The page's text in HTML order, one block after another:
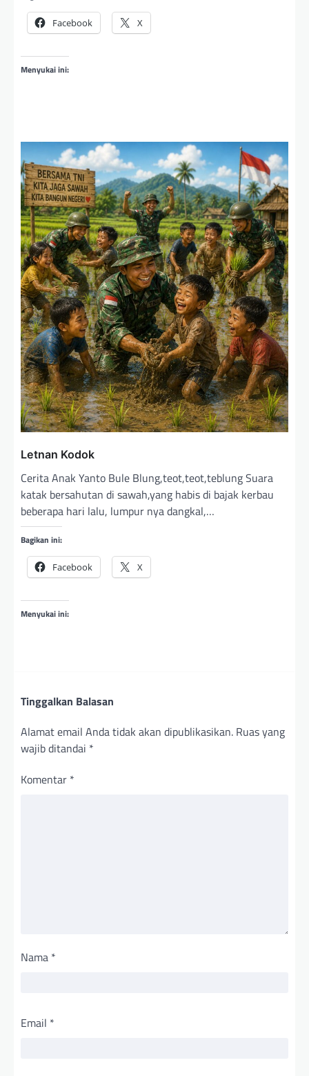
Facebook X
Menyukai ini:
Letnan Kodok
Cerita Anak Yanto Bule Blung,teot,teot,teblung Suara
katak bersahutan di sawah,yang habis di bajak kerbau
beberapa hari lalu, lumpur nya dangkal,…
Bagikan ini:
Facebook X
Menyukai ini:
Tinggalkan Balasan
Alamat email Anda tidak akan dipublikasikan. Ruas yang
wajib ditandai *
Komentar *
Nama *
Email *